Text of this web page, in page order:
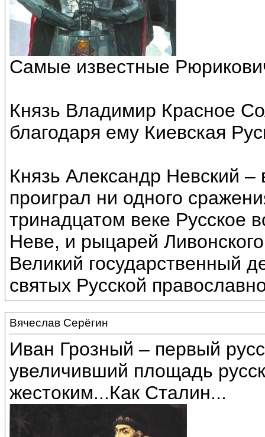
Самые известные
Князь Владимир Красное
благодаря ему Киевская
Князь Александр Невский –
проиграл ни одного
тринадцатом веке Русское
Неве, и рыцарей
Великий государственный
святых Русской
Вячеслав Серёгин
Иван Грозный – первый
увеличивший площадь
жестоким...Как Сталин...